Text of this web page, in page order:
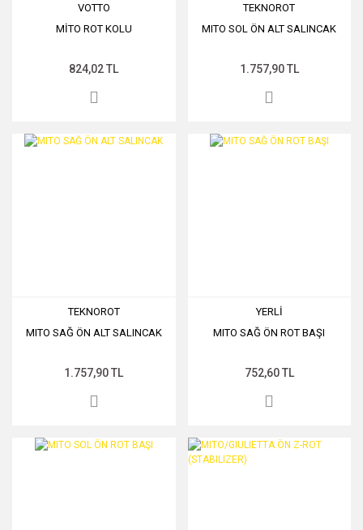
VOTTO
MİTO ROT KOLU
824,02 TL
TEKNOROT
MITO SOL ÖN ALT SALINCAK
1.757,90 TL
TEKNOROT
MITO SAĞ ÖN ALT SALINCAK
1.757,90 TL
YERLİ
MITO SAĞ ÖN ROT BAŞI
752,60 TL